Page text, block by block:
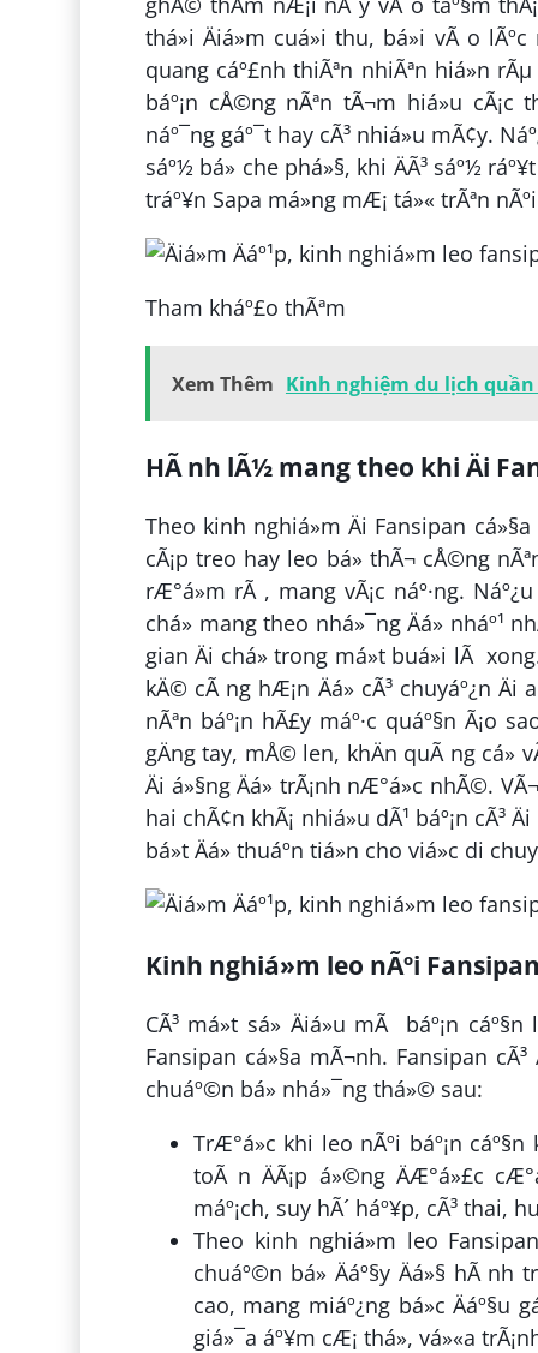
thá»i Äiá»m cuá»i thu, bá»i vÃ o
quang cáº£nh thiÃªn nhiÃªn hiá»n
báº¡n cÅ©ng nÃªn tÃ¬m hiá»u cÃ¡c
náº¯ng gáº¯t hay cÃ³ nhiá»u mÃ¢y.
sáº½ bá» che phá»§, khi ÄÃ³ sáº½
tráº¥n Sapa má»ng mÆ¡ tá»« trÃªn
Tham kháº£o thÃªm
Xem Thêm Kinh nghiệm du lịch
HÃ nh lÃ½ mang theo khi Äi
Theo kinh nghiá»m Äi Fansipan
cÃ¡p treo hay leo bá» thÃ¬ cÅ©ng
rÆ°á»m rÃ , mang vÃ¡c náº·ng.
chá» mang theo nhá»¯ng Äá» nháº¹
gian Äi chá» trong má»t buá»i lÃ
kÄ© cÃ ng hÆ¡n Äá» cÃ³ chuyáº¿n
nÃªn báº¡n hÃ£y máº·c quáº§n Ã¡o
gÄng tay, mÅ© len, khÄn quÃ ng cá»
Äi á»§ng Äá» trÃ¡nh nÆ°á»c nhÃ©.
hai chÃ¢n khÃ¡ nhiá»u dÃ¹ báº¡n cÃ³
bá»t Äá» thuáº­n tiá»n cho viá»c di
Kinh nghiá»m leo nÃºi
CÃ³ má»t sá» Äiá»u mÃ báº¡n
Fansipan cá»§a mÃ¬nh. Fansipan cÃ³
chuáº©n bá» nhá»¯ng thá»© sau:
TrÆ°á»c khi leo nÃºi báº¡n
toÃ n ÄÃ¡p á»©ng ÄÆ°á»£c
máº¡ch, suy hÃ´ háº¥p, cÃ³ thai,
Theo kinh nghiá»m leo
chuáº©n bá» Äáº§y Äá»§ hÃ nh
cao, mang miáº¿ng bá»c Äáº§u
giá»¯a áº¥m cÆ¡ thá», vá»«a